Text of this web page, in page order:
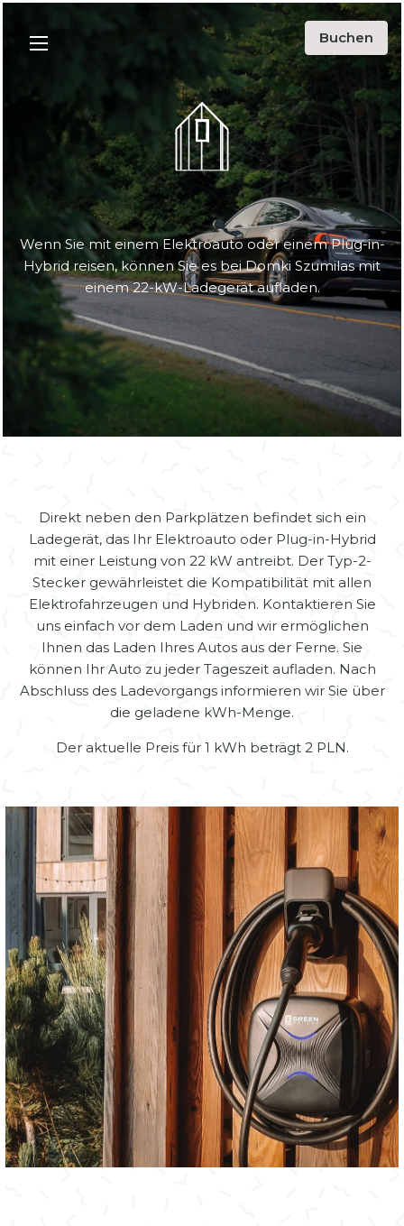
Menu
Abgebot
Umgebung
Blog
Ökologie
Über uns
Kontakt
PL EN DE
Instargarm
Buchen
Wenn Sie mit einem Elektroauto oder einem Plug-in-
Hybrid reisen, können Sie es bei Domki Szumilas mit
einem 22-kW-Ladegerät aufladen.
Direkt neben den Parkplätzen befindet sich ein
Ladegerät, das Ihr Elektroauto oder Plug-in-Hybrid
mit einer Leistung von 22 kW antreibt. Der Typ-2-
Stecker gewährleistet die Kompatibilität mit allen
Elektrofahrzeugen und Hybriden. Kontaktieren Sie
uns einfach vor dem Laden und wir ermöglichen
Ihnen das Laden Ihres Autos aus der Ferne. Sie
können Ihr Auto zu jeder Tageszeit aufladen. Nach
Abschluss des Ladevorgangs informieren wir Sie über
die geladene kWh-Menge.
Der aktuelle Preis für 1 kWh beträgt 2 PLN.